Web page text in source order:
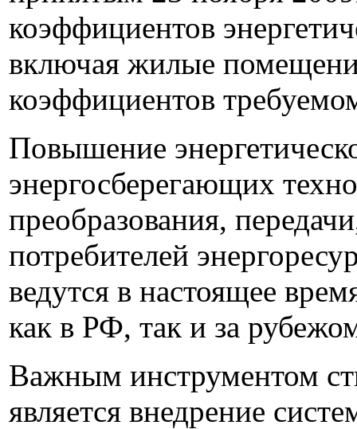
коэффициентов
включая жилые
коэффициентов
Повышение
энергосберегающих
преобразования,
потребителей
ведутся в настоящее
как в РФ, так и за
Важным инструментом
является внедрение